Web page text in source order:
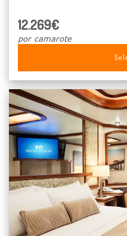
12.269€
por camarote